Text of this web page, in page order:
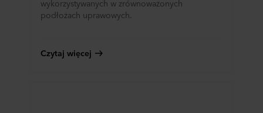
wykorzystywanych w zrównoważonych
podłożach uprawowych.
Czytaj więcej